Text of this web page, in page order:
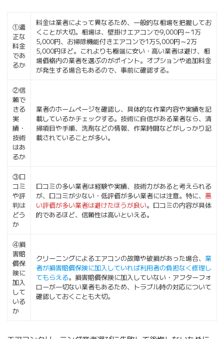
①適
正な
料金
であ
るか
料金は業者によって異なるため、一般的な相場を把握してお
くことが大切。相場は、壁掛けエアコンで9,000円～1万
5,000円、お掃除機能付きエアコンで1万5,000円～2万
5,000円ほど。これよりも極端に安い・高い業者は避け、相
場価格内の業者を選ぶのがポイント。オプションや追加料金
が発生する場合もあるので、事前に確認する。
②信
頼で
きる
実
績・
技術
はあ
るか
業者のホームページを確認し、具体的な作業内容や実績を記
載しているかチェックする。技術に自信がある業者なら、清
掃項目や手順、洗剤などの情報、作業時間などがしっかり記
載されていることが多い。
③口
コミ
や評
判は
どう
か
口コミの多い業者は経験や実績、技術力があると考えられる
が、口コミが少ない・低評価が多い業者には注意。特に、 悪
い評価が多い業者は避けたほうが良い。口コミの内容が具体
的であるほど、信頼性は高いといえる。
④損
害賠
償保
険に
加入
して
いる
か
クリーニングによるエアコンの故障や破損があった場合、 業
者が損害賠償保険に加入していれば利用者の負担なく修理し
てもらえる。損害賠償保険に加入していない・アフターフォ
ローが一切ない業者もあるため、トラブル時の対応について
確認しておくことも大切。